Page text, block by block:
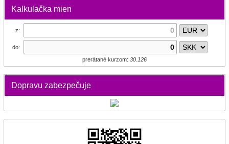
Kalkulačka mien
z:
do:
prerátané kurzom: 30.126
Dopravu zabezpečuje